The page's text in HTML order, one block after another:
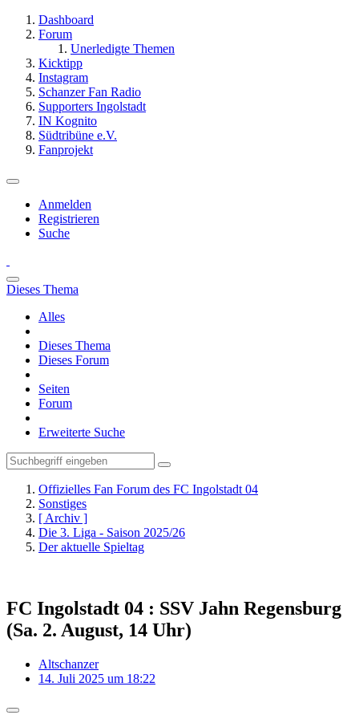
Dashboard
Forum
Unerledigte Themen
Kicktipp
Instagram
Schanzer Fan Radio
Supporters Ingolstadt
IN Kognito
Südtribüne e.V.
Fanprojekt
Anmelden
Registrieren
Suche
Dieses Thema
Alles
Dieses Thema
Dieses Forum
Seiten
Forum
Erweiterte Suche
Offizielles Fan Forum des FC Ingolstadt 04
Sonstiges
[ Archiv ]
Die 3. Liga - Saison 2025/26
Der aktuelle Spieltag
FC Ingolstadt 04 : SSV Jahn Regensburg
(Sa. 2. August, 14 Uhr)
Altschanzer
14. Juli 2025 um 18:22